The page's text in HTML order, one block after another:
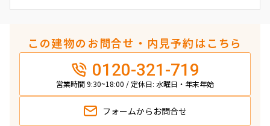
この建物のお問合せ・内見予約はこちら
0120-321-719
営業時間 9:30~18:00 / 定休日: 水曜日・年末年始
フォームから お問合せ